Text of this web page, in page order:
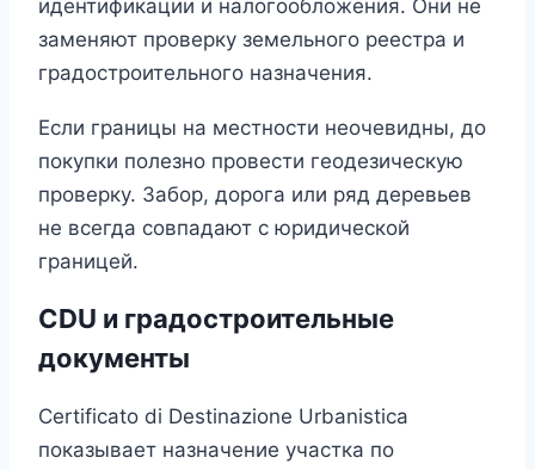
идентификации и налогообложения. Они не
заменяют проверку земельного реестра и
градостроительного назначения.
Если границы на местности неочевидны, до
покупки полезно провести геодезическую
проверку. Забор, дорога или ряд деревьев
не всегда совпадают с юридической
границей.
CDU и градостроительные
документы
Certificato di Destinazione Urbanistica
показывает назначение участка по